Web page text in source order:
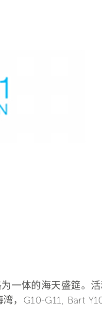
一体的海天盛筵。
，G10-G11, Bart